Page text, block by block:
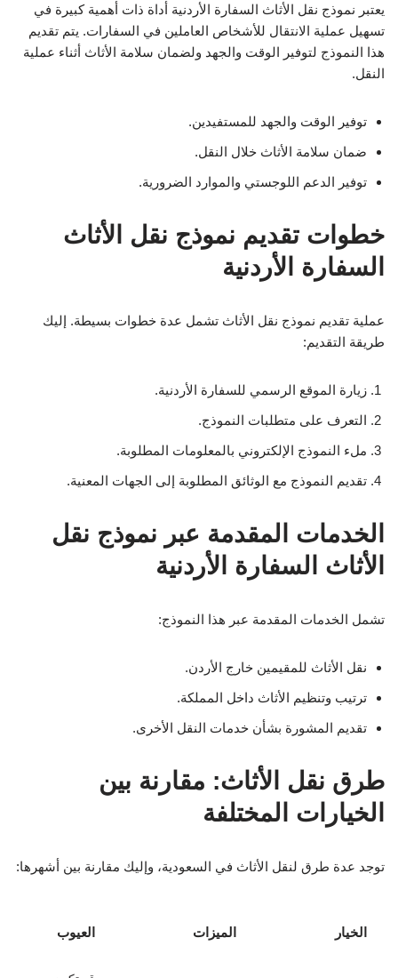
يعتبر نموذج نقل الأثاث السفارة الأردنية أداة ذات أهمية كبيرة في
تسهيل عملية الانتقال للأشخاص العاملين في السفارات. يتم تقديم
هذا النموذج لتوفير الوقت والجهد ولضمان سلامة الأثاث أثناء عملية
النقل.
توفير الوقت والجهد للمستفيدين.
ضمان سلامة الأثاث خلال النقل.
توفير الدعم اللوجستي والموارد الضرورية.
خطوات تقديم نموذج نقل الأثاث
السفارة الأردنية
عملية تقديم نموذج نقل الأثاث تشمل عدة خطوات بسيطة. إليك
طريقة التقديم:
زيارة الموقع الرسمي للسفارة الأردنية.
التعرف على متطلبات النموذج.
ملء النموذج الإلكتروني بالمعلومات المطلوبة.
تقديم النموذج مع الوثائق المطلوبة إلى الجهات المعنية.
الخدمات المقدمة عبر نموذج نقل
الأثاث السفارة الأردنية
تشمل الخدمات المقدمة عبر هذا النموذج:
نقل الأثاث للمقيمين خارج الأردن.
ترتيب وتنظيم الأثاث داخل المملكة.
تقديم المشورة بشأن خدمات النقل الأخرى.
طرق نقل الأثاث: مقارنة بين
الخيارات المختلفة
توجد عدة طرق لنقل الأثاث في السعودية، وإليك مقارنة بين أشهرها:
الخيار الميزات العيوب